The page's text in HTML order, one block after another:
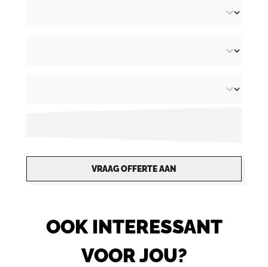
VRAAG OFFERTE AAN
OOK INTERESSANT
VOOR JOU?